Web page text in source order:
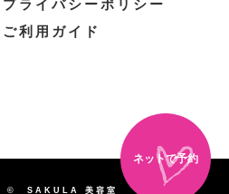
ネットで予約
プライバシーポリシー
ご利用ガイド
SAKULA 美容室